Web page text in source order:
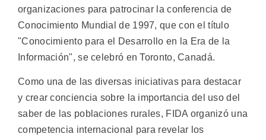
organizaciones para patrocinar la conferencia de
Conocimiento Mundial de 1997, que con el título
"Conocimiento para el Desarrollo en la Era de la
Información", se celebró en Toronto, Canadá.
Como una de las diversas iniciativas para destacar
y crear conciencia sobre la importancia del uso del
saber de las poblaciones rurales, FIDA organizó una
competencia internacional para revelar los